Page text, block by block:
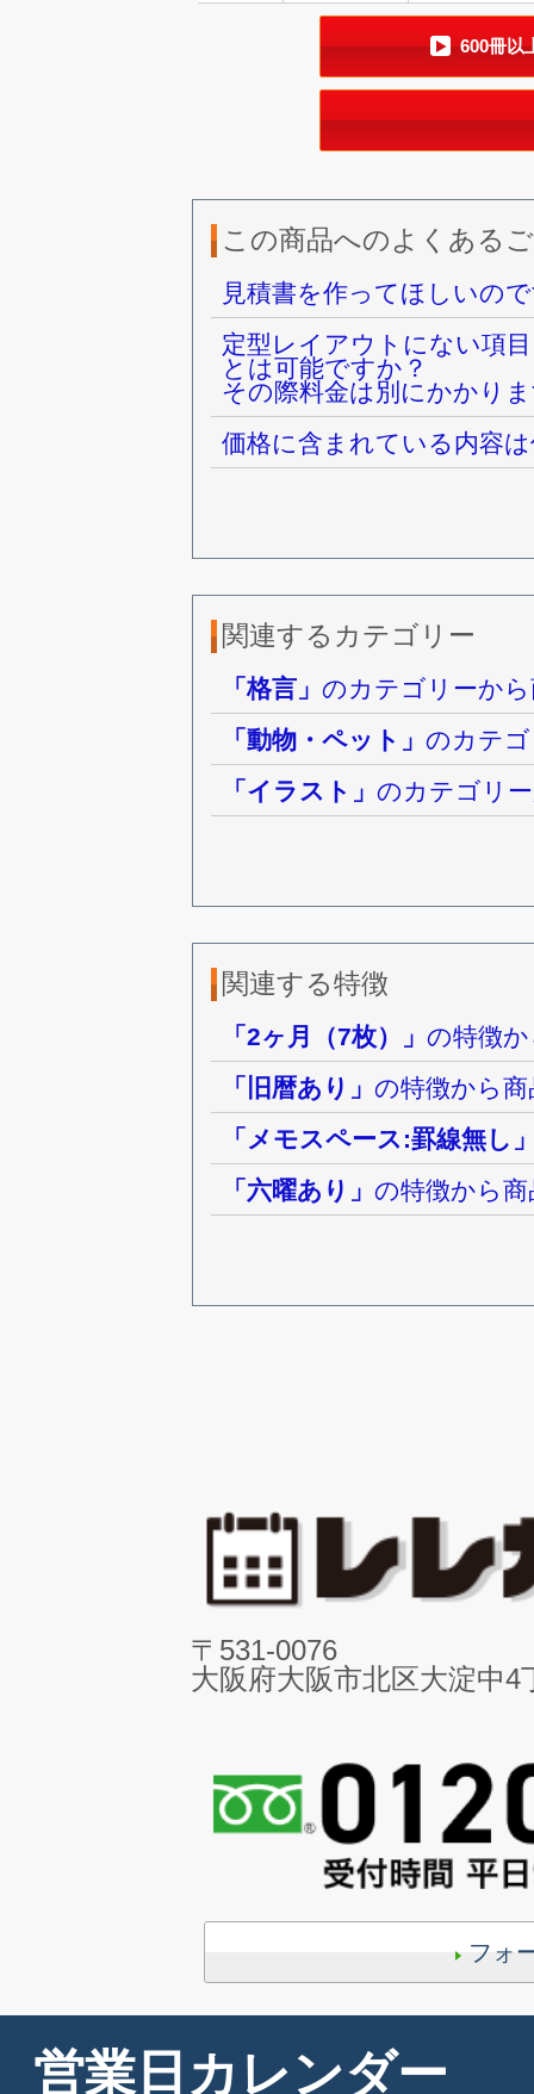
600冊以
この商品へのよくある
見積書を作ってほしいの
定型レイアウトにない項
とは可能ですか？
その際料金は別にかかり
価格に含まれている内容
関連するカテゴリー
「格言」のカテゴリーか
「動物・ペット」のカテ
「イラスト」のカテゴリ
関連する特徴
「2ヶ月（7枚）」の特徴
「旧暦あり」の特徴から
「メモスペース:罫線無し
「六曜あり」の特徴から
〒531-0076
大阪府大阪市北区大淀中4
フォ
営業日カレンダー